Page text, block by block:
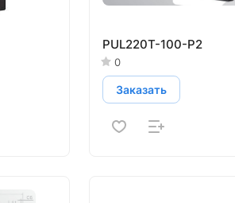
PUL220T-100-P2
0
Заказать